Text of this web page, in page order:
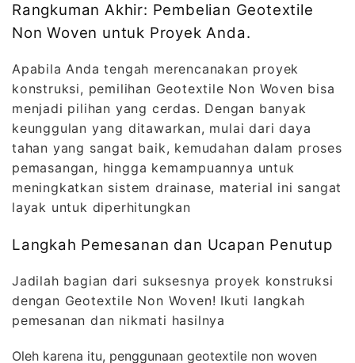
Rangkuman Akhir: Pembelian Geotextile
Non Woven untuk Proyek Anda.
Apabila Anda tengah merencanakan proyek
konstruksi, pemilihan Geotextile Non Woven bisa
menjadi pilihan yang cerdas. Dengan banyak
keunggulan yang ditawarkan, mulai dari daya
tahan yang sangat baik, kemudahan dalam proses
pemasangan, hingga kemampuannya untuk
meningkatkan sistem drainase, material ini sangat
layak untuk diperhitungkan
Langkah Pemesanan dan Ucapan Penutup
Jadilah bagian dari suksesnya proyek konstruksi
dengan Geotextile Non Woven! Ikuti langkah
pemesanan dan nikmati hasilnya
Oleh karena itu, penggunaan geotextile non woven